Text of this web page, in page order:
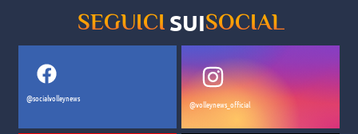
SEGUICI SUISOCIAL
@socialvolleynews
@volleynews_official